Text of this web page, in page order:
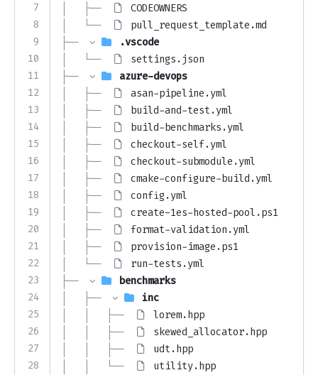
7
8
9
10
11
12
13
14
15
16
17
18
19
20
21
22
23
24
25
26
27
28
│   ├──
CODEOWNERS
│   └──
pull_request_template.md
├──
.vscode
│   └──
settings.json
├──
azure-devops
│   ├──
asan-pipeline.yml
│   ├──
build-and-test.yml
│   ├──
build-benchmarks.yml
│   ├──
checkout-self.yml
│   ├──
checkout-submodule.yml
│   ├──
cmake-configure-build.yml
│   ├──
config.yml
│   ├──
create-1es-hosted-pool.ps1
│   ├──
format-validation.yml
│   ├──
provision-image.ps1
│   └──
run-tests.yml
├──
benchmarks
│   ├──
inc
│   │   ├──
lorem.hpp
│   │   ├──
skewed_allocator.hpp
│   │   ├──
udt.hpp
│   │   └──
utility.hpp